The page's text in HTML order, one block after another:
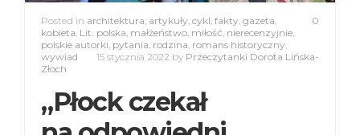
0
Posted in architektura, artykuły, cykl, fakty, gazeta,
kobieta, Lit. polska, małżeństwo, miłość, nierecenzyjnie,
polskie autorki, pytania, rodzina, romans historyczny,
wywiad
15 stycznia 2022 by Przeczytanki Dorota Lińska-
Złoch
„Płock czekał